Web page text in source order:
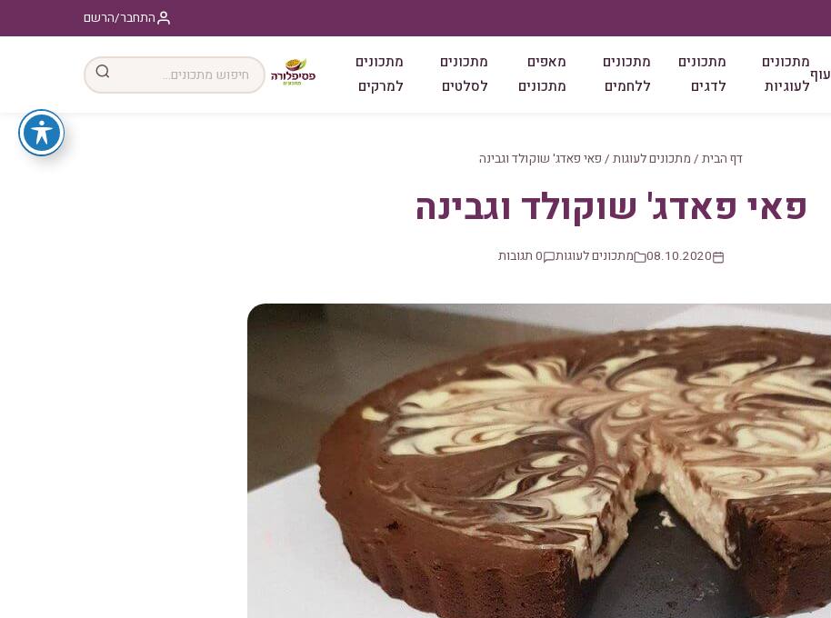
התחבר/הרשם
עוף
מתכונים
לעוגיות
מתכונים
לדגים
מתכונים
ללחמים
מאפים
מתכונים
מתכונים
לסלטים
מתכונים
למרקים
דף הבית / מתכונים לעוגות / פאי פאדג' שוקולד וגבינה
פאי פאדג' שוקולד וגבינה
08.10.2020 מתכונים לעוגות 0 תגובות